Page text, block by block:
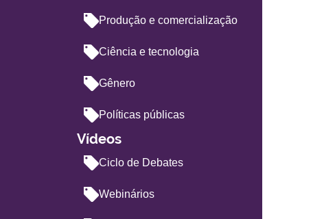
Produção e comercialização
Ciência e tecnologia
Gênero
Políticas públicas
Vídeos
Ciclo de Debates
Webinários